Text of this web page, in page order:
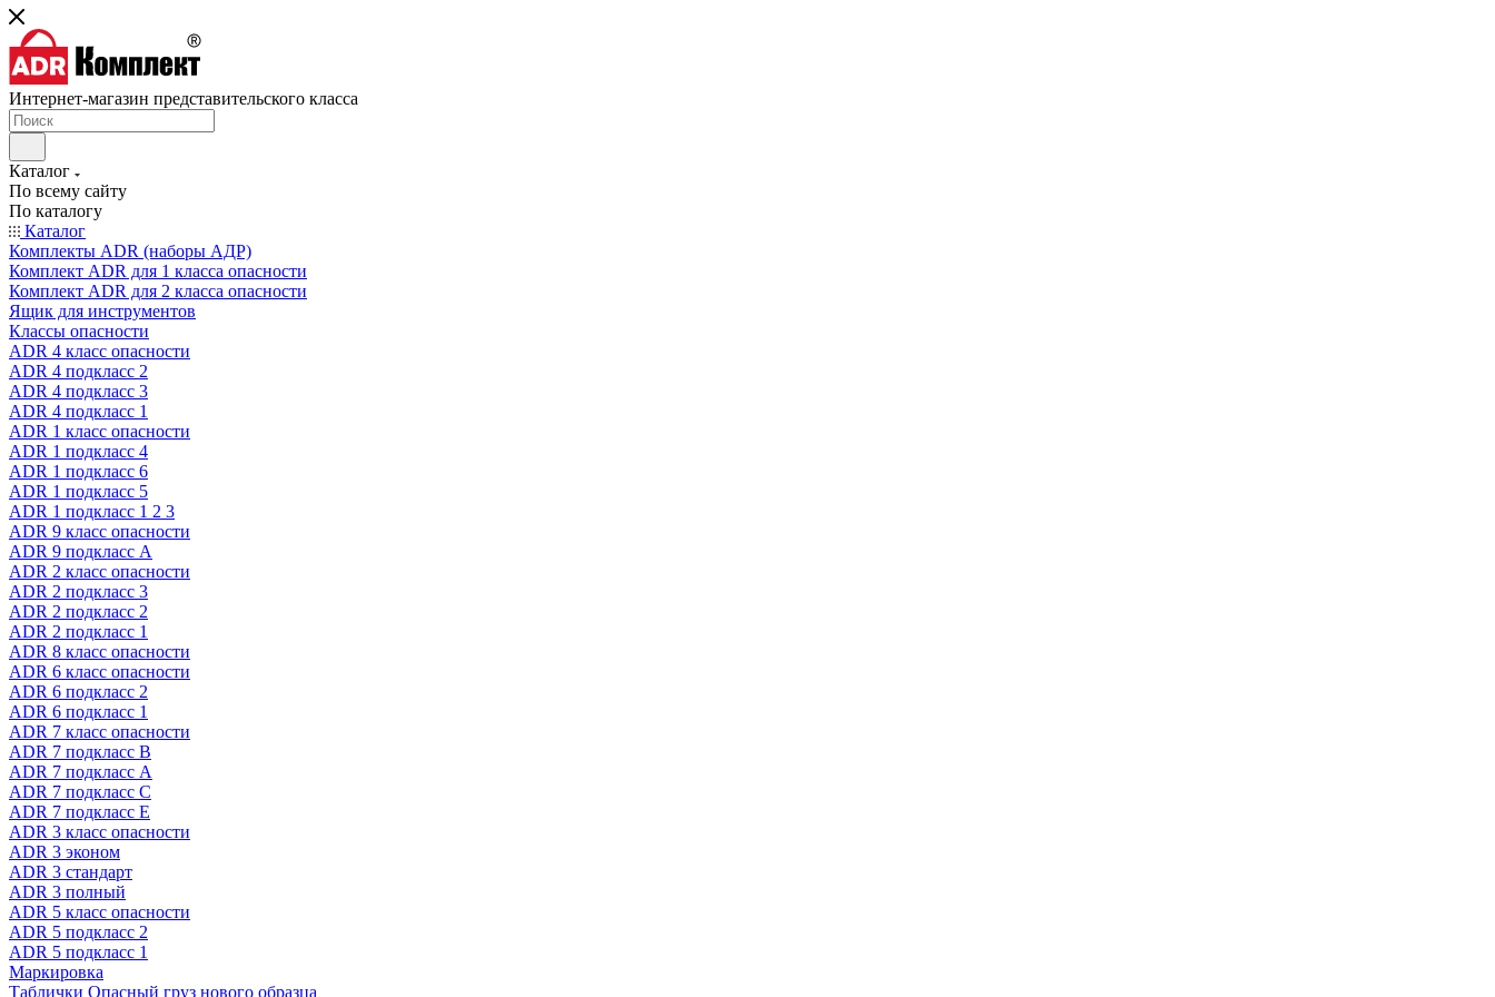
Интернет-магазин представительского класса
Каталог
По всему сайту
По каталогу
Каталог
Комплекты ADR (наборы АДР)
Комплект ADR для 1 класса опасности
Комплект ADR для 2 класса опасности
Ящик для инструментов
Классы опасности
ADR 4 класс опасности
ADR 4 подкласс 2
ADR 4 подкласс 3
ADR 4 подкласс 1
ADR 1 класс опасности
ADR 1 подкласс 4
ADR 1 подкласс 6
ADR 1 подкласс 5
ADR 1 подкласс 1 2 3
ADR 9 класс опасности
ADR 9 подкласс A
ADR 2 класс опасности
ADR 2 подкласс 3
ADR 2 подкласс 2
ADR 2 подкласс 1
ADR 8 класс опасности
ADR 6 класс опасности
ADR 6 подкласс 2
ADR 6 подкласс 1
ADR 7 класс опасности
ADR 7 подкласс B
ADR 7 подкласс A
ADR 7 подкласс C
ADR 7 подкласс E
ADR 3 класс опасности
ADR 3 эконом
ADR 3 стандарт
ADR 3 полный
ADR 5 класс опасности
ADR 5 подкласс 2
ADR 5 подкласс 1
Маркировка
Таблички Опасный груз нового образца